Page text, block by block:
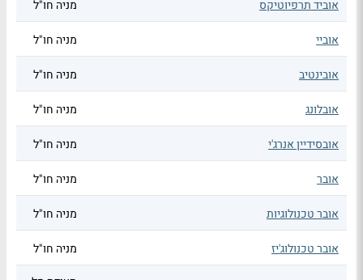
אוביד תרפיוטיקס מניה חו"ל
אוביי מניה חו"ל
אובינטיב מניה חו"ל
אובלונג מניה חו"ל
אובסידיין אנרג'י מניה חו"ל
אובר מניה חו"ל
אובר טכנולוגיות מניה חו"ל
אובר טכנולוג'יז מניה חו"ל